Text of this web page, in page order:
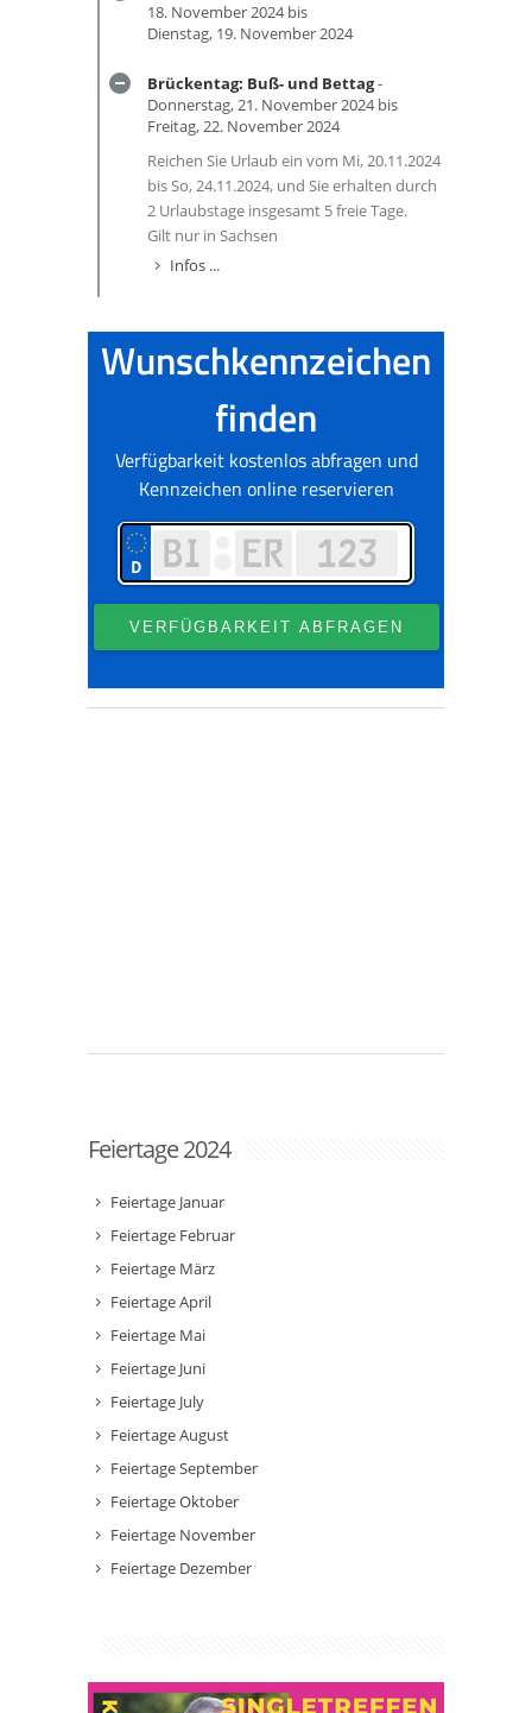
18. November 2024 bis
Dienstag, 19. November 2024
Brückentag: Buß- und Bettag-
Donnerstag, 21. November 2024 bis
Freitag, 22. November 2024
Reichen Sie Urlaub ein vom Mi, 20.11.2024
bis So, 24.11.2024, und Sie erhalten durch
2 Urlaubstage insgesamt 5 freie Tage.
Gilt nur in Sachsen
Infos ...
Feiertage 2024
Feiertage Januar
Feiertage Februar
Feiertage März
Feiertage April
Feiertage Mai
Feiertage Juni
Feiertage July
Feiertage August
Feiertage September
Feiertage Oktober
Feiertage November
Feiertage Dezember